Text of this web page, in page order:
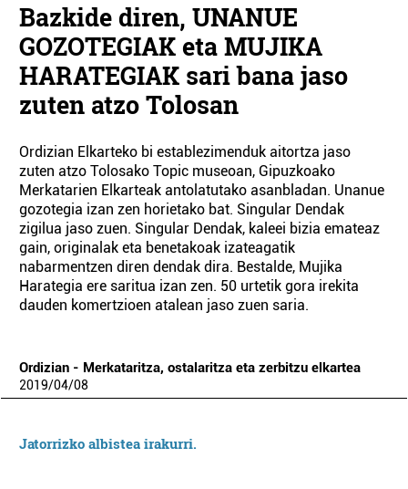
Bazkide diren, UNANUE
GOZOTEGIAK eta MUJIKA
HARATEGIAK sari bana jaso
zuten atzo Tolosan
Ordizian Elkarteko bi establezimenduk aitortza jaso
zuten atzo Tolosako Topic museoan, Gipuzkoako
Merkatarien Elkarteak antolatutako asanbladan. Unanue
gozotegia izan zen horietako bat. Singular Dendak
zigilua jaso zuen. Singular Dendak, kaleei bizia emateaz
gain, originalak eta benetakoak izateagatik
nabarmentzen diren dendak dira. Bestalde, Mujika
Harategia ere saritua izan zen. 50 urtetik gora irekita
dauden komertzioen atalean jaso zuen saria.
Ordizian - Merkataritza, ostalaritza eta zerbitzu elkartea
2019/04/08
Jatorrizko albistea irakurri.